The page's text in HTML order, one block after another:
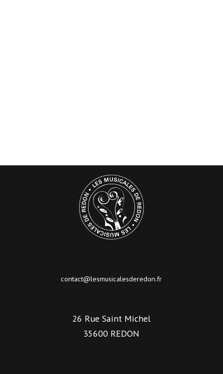
contact@lesmusicalesderedon.fr
26 Rue Saint Michel
35600 REDON